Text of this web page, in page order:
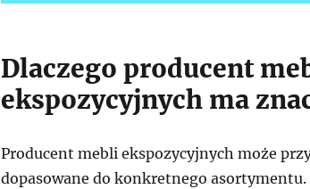
Dlaczego producent
ekspozycyjnych ma
Producent mebli ekspozycyjnych może
dopasowane do konkretnego